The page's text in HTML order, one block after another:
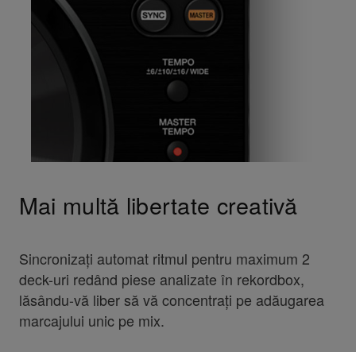
Mai multă libertate creativă
Sincronizați automat ritmul pentru maximum 2
deck-uri redând piese analizate în rekordbox,
lăsându-vă liber să vă concentrați pe adăugarea
marcajului unic pe mix.